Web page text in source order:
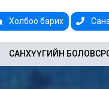
Холбоо барих
САНХҮҮГИЙН